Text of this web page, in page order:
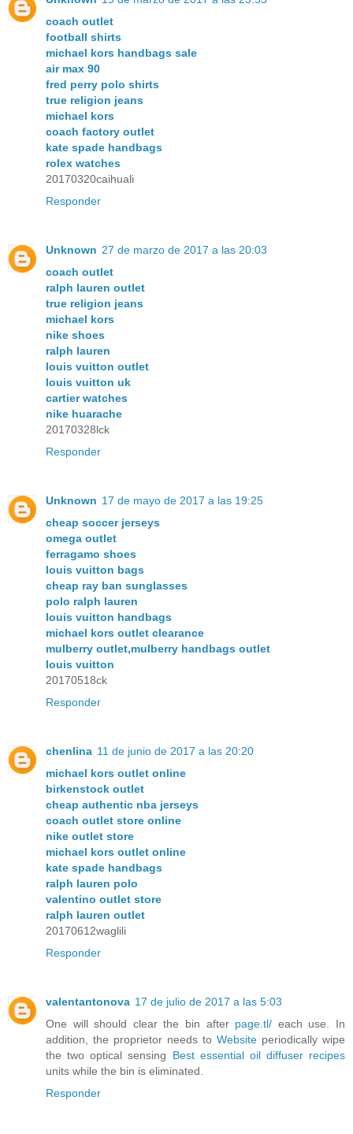
coach outlet
football shirts
michael kors handbags sale
air max 90
fred perry polo shirts
true religion jeans
michael kors
coach factory outlet
kate spade handbags
rolex watches
20170320caihuali
Responder
Unknown 27 de marzo de 2017 a las 20:03
coach outlet
ralph lauren outlet
true religion jeans
michael kors
nike shoes
ralph lauren
louis vuitton outlet
louis vuitton uk
cartier watches
nike huarache
20170328lck
Responder
Unknown 17 de mayo de 2017 a las 19:25
cheap soccer jerseys
omega outlet
ferragamo shoes
louis vuitton bags
cheap ray ban sunglasses
polo ralph lauren
louis vuitton handbags
michael kors outlet clearance
mulberry outlet,mulberry handbags outlet
louis vuitton
20170518ck
Responder
chenlina 11 de junio de 2017 a las 20:20
michael kors outlet online
birkenstock outlet
cheap authentic nba jerseys
coach outlet store online
nike outlet store
michael kors outlet online
kate spade handbags
ralph lauren polo
valentino outlet store
ralph lauren outlet
20170612waglili
Responder
valentantonova 17 de julio de 2017 a las 5:03
One will should clear the bin after page.tl/ each use. In
addition, the proprietor needs to Website periodically wipe
the two optical sensing Best essential oil diffuser recipes
units while the bin is eliminated.
Responder